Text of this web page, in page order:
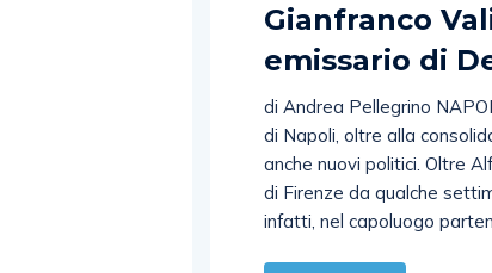
Gianfranco
emissario di
di Andrea Pellegrino
di Napoli, oltre alla
anche nuovi politici. Oltre
di Firenze da qualche
infatti, nel capoluogo